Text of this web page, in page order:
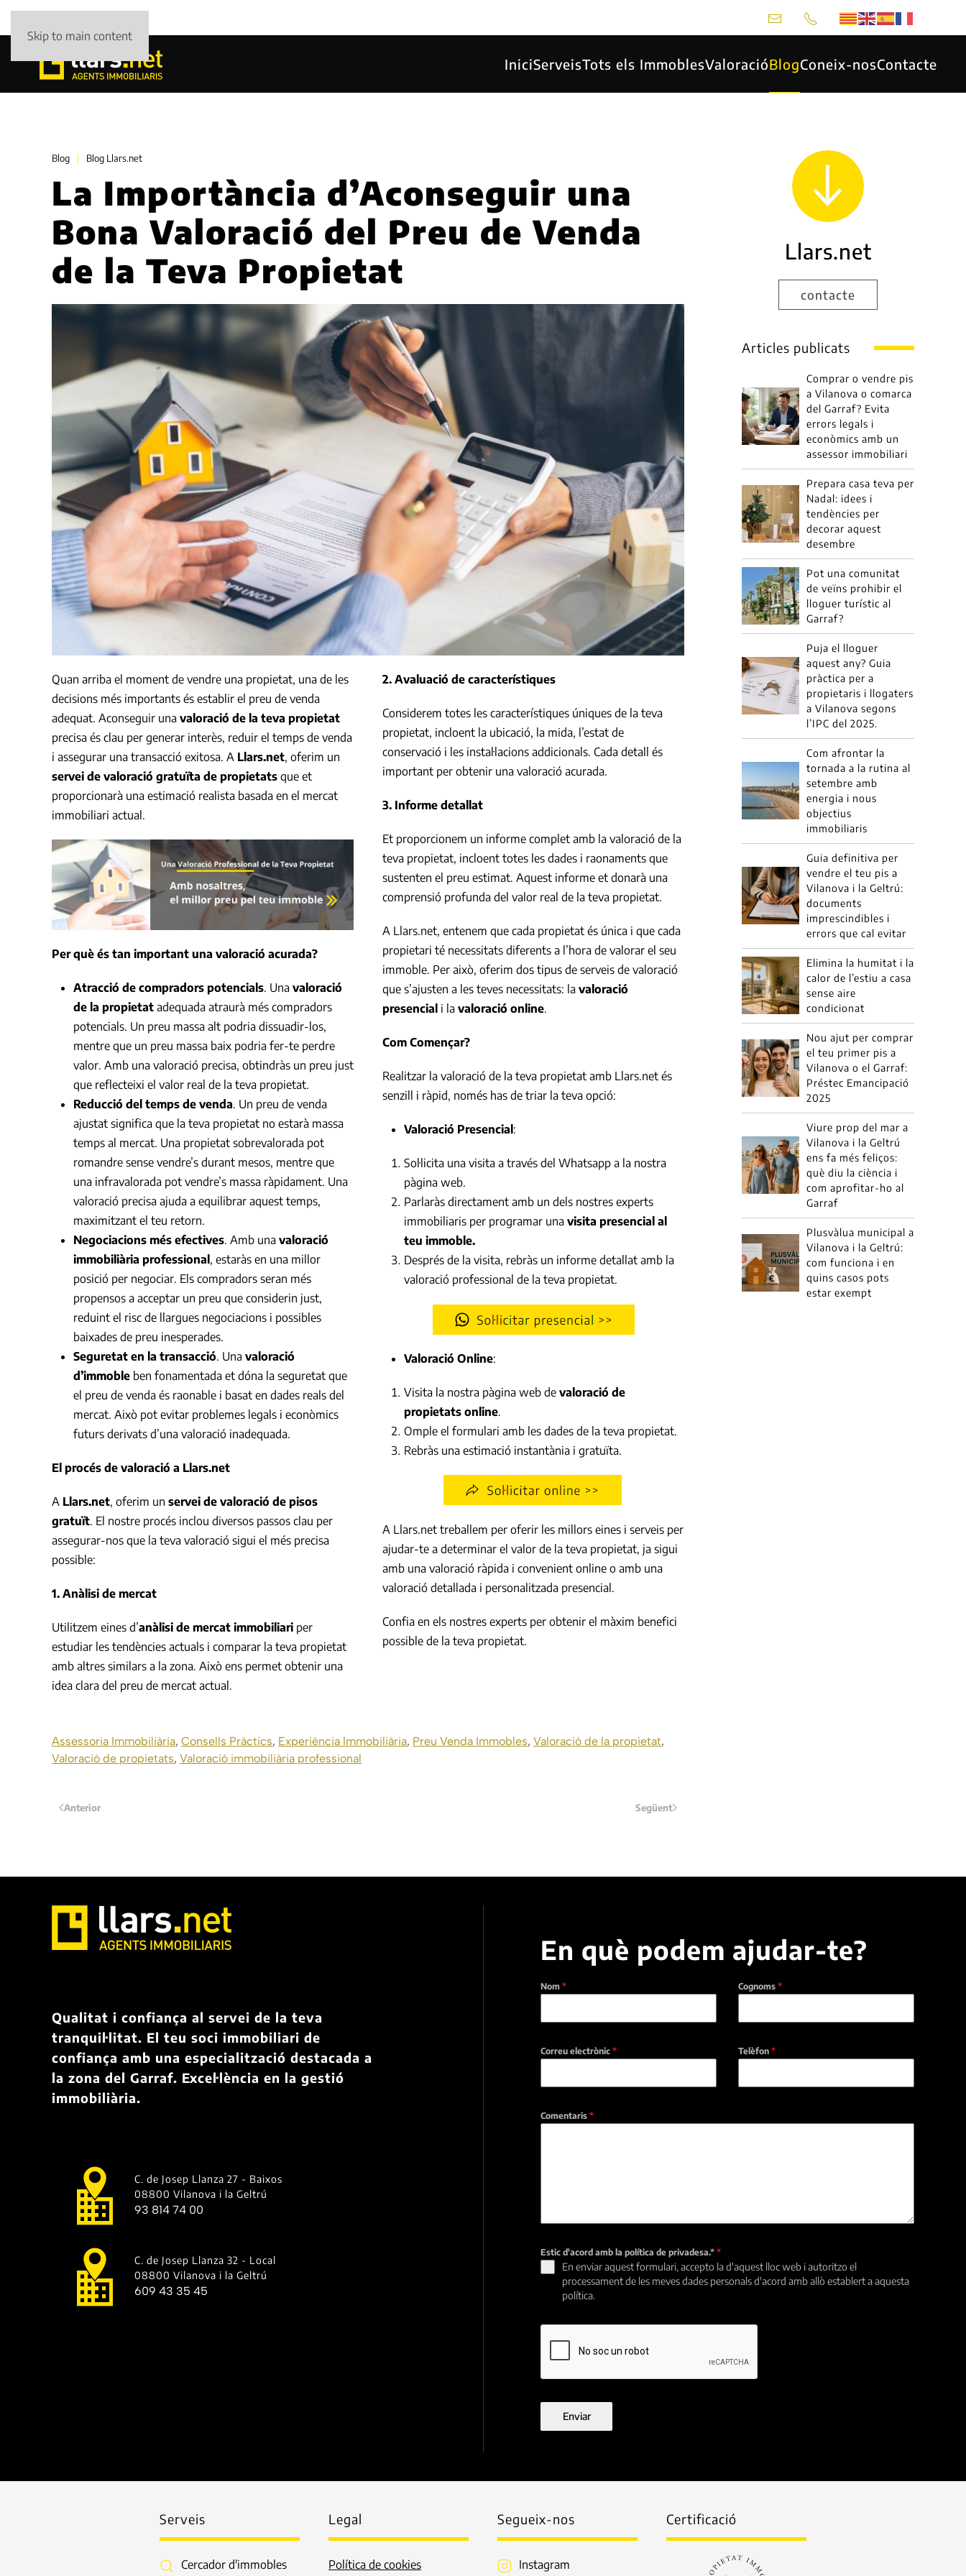
Skip to main content
IniciServeisTots els ImmoblesValoracióBlogConeix-nosContacte
Blog Blog Llars.net
La Importància d’Aconseguir una
Bona Valoració del Preu de Venda
de la Teva Propietat
Quan arriba el moment de vendre una propietat, una de les
decisions més importants és establir el preu de venda
adequat. Aconseguir una valoració de la teva propietat
precisa és clau per generar interès, reduir el temps de venda
i assegurar una transacció exitosa. A Llars.net, oferim un
servei de valoració gratuïta de propietats que et
proporcionarà una estimació realista basada en el mercat
immobiliari actual.
Per què és tan important una valoració acurada?
Atracció de compradors potencials. Una valoració
de la propietat adequada atraurà més compradors
potencials. Un preu massa alt podria dissuadir-los,
mentre que un preu massa baix podria fer-te perdre
valor. Amb una valoració precisa, obtindràs un preu just
que reflecteixi el valor real de la teva propietat.
Reducció del temps de venda. Un preu de venda
ajustat significa que la teva propietat no estarà massa
temps al mercat. Una propietat sobrevalorada pot
romandre sense vendre’s durant mesos, mentre que
una infravalorada pot vendre’s massa ràpidament. Una
valoració precisa ajuda a equilibrar aquest temps,
maximitzant el teu retorn.
Negociacions més efectives. Amb una valoració
immobiliària professional, estaràs en una millor
posició per negociar. Els compradors seran més
propensos a acceptar un preu que considerin just,
reduint el risc de llargues negociacions i possibles
baixades de preu inesperades.
Seguretat en la transacció. Una valoració
d’immoble ben fonamentada et dóna la seguretat que
el preu de venda és raonable i basat en dades reals del
mercat. Això pot evitar problemes legals i econòmics
futurs derivats d’una valoració inadequada.
El procés de valoració a Llars.net
A Llars.net, oferim un servei de valoració de pisos
gratuït. El nostre procés inclou diversos passos clau per
assegurar-nos que la teva valoració sigui el més precisa
possible:
1. Anàlisi de mercat
Utilitzem eines d’anàlisi de mercat immobiliari per
estudiar les tendències actuals i comparar la teva propietat
amb altres similars a la zona. Això ens permet obtenir una
idea clara del preu de mercat actual.
2. Avaluació de característiques
Considerem totes les característiques úniques de la teva
propietat, incloent la ubicació, la mida, l’estat de
conservació i les instal·lacions addicionals. Cada detall és
important per obtenir una valoració acurada.
3. Informe detallat
Et proporcionem un informe complet amb la valoració de la
teva propietat, incloent totes les dades i raonaments que
sustenten el preu estimat. Aquest informe et donarà una
comprensió profunda del valor real de la teva propietat.
A Llars.net, entenem que cada propietat és única i que cada
propietari té necessitats diferents a l’hora de valorar el seu
immoble. Per això, oferim dos tipus de serveis de valoració
que s’ajusten a les teves necessitats: la valoració
presencial i la valoració online.
Com Començar?
Realitzar la valoració de la teva propietat amb Llars.net és
senzill i ràpid, només has de triar la teva opció:
Valoració Presencial:
Sol·licita una visita a través del Whatsapp a la nostra
pàgina web.
Parlaràs directament amb un dels nostres experts
immobiliaris per programar una visita presencial al
teu immoble.
Després de la visita, rebràs un informe detallat amb la
valoració professional de la teva propietat.
Valoració Online:
Visita la nostra pàgina web de valoració de
propietats online.
Omple el formulari amb les dades de la teva propietat.
Rebràs una estimació instantània i gratuïta.
A Llars.net treballem per oferir les millors eines i serveis per
ajudar-te a determinar el valor de la teva propietat, ja sigui
amb una valoració ràpida i convenient online o amb una
valoració detallada i personalitzada presencial.
Confia en els nostres experts per obtenir el màxim benefici
possible de la teva propietat.
Assessoria Immobiliària, Consells Pràctics, Experiència Immobiliària, Preu Venda Immobles, Valoració de la propietat,
Valoració de propietats, Valoració immobiliària professional
Anterior Següent
Llars.net
contacte
Articles publicats
Comprar o vendre pis
a Vilanova o comarca
del Garraf? Evita
errors legals i
econòmics amb un
assessor immobiliari
Prepara casa teva per
Nadal: idees i
tendències per
decorar aquest
desembre
Pot una comunitat
de veïns prohibir el
lloguer turístic al
Garraf?
Puja el lloguer
aquest any? Guia
pràctica per a
propietaris i llogaters
a Vilanova segons
l’IPC del 2025.
Com afrontar la
tornada a la rutina al
setembre amb
energia i nous
objectius
immobiliaris
Guia definitiva per
vendre el teu pis a
Vilanova i la Geltrú:
documents
imprescindibles i
errors que cal evitar
Elimina la humitat i la
calor de l’estiu a casa
sense aire
condicionat
Nou ajut per comprar
el teu primer pis a
Vilanova o el Garraf:
Préstec Emancipació
2025
Viure prop del mar a
Vilanova i la Geltrú
ens fa més feliços:
què diu la ciència i
com aprofitar-ho al
Garraf
Plusvàlua municipal a
Vilanova i la Geltrú:
com funciona i en
quins casos pots
estar exempt
Qualitat i confiança al servei de la teva
tranquil·litat. El teu soci immobiliari de
confiança amb una especialització destacada a
la zona del Garraf. Excel·lència en la gestió
immobiliària.
C. de Josep Llanza 27 - Baixos
08800 Vilanova i la Geltrú
93 814 74 00
C. de Josep Llanza 32 - Local
08800 Vilanova i la Geltrú
609 43 35 45
En què podem ajudar-te?
Nom * Cognoms *
Correu electrònic * Telèfon *
Comentaris *
Estic d'acord amb la política de privadesa.* *
En enviar aquest formulari, accepto la d'aquest lloc web i autoritzo el
processament de les meves dades personals d'acord amb allò establert a aquesta
política.
Enviar
Serveis
Cercador d'immobles
Legal
Política de cookies
Segueix-nos
Instagram
Certificació